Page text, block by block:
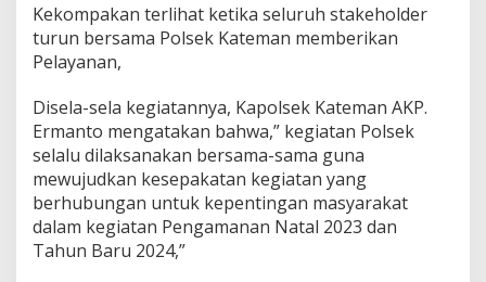
K
a
m
a
n
M
e
l
k
s
Kekompakan terlihat ketika seluruh stakeholder
turun bersama Polsek Kateman memberikan
Pelayanan,
Disela-sela kegiatannya, Kapolsek Kateman AKP.
Ermanto mengatakan bahwa,” kegiatan Polsek
selalu dilaksanakan bersama-sama guna
mewujudkan kesepakatan kegiatan yang
berhubungan untuk kepentingan masyarakat
dalam kegiatan Pengamanan Natal 2023 dan
Tahun Baru 2024,”